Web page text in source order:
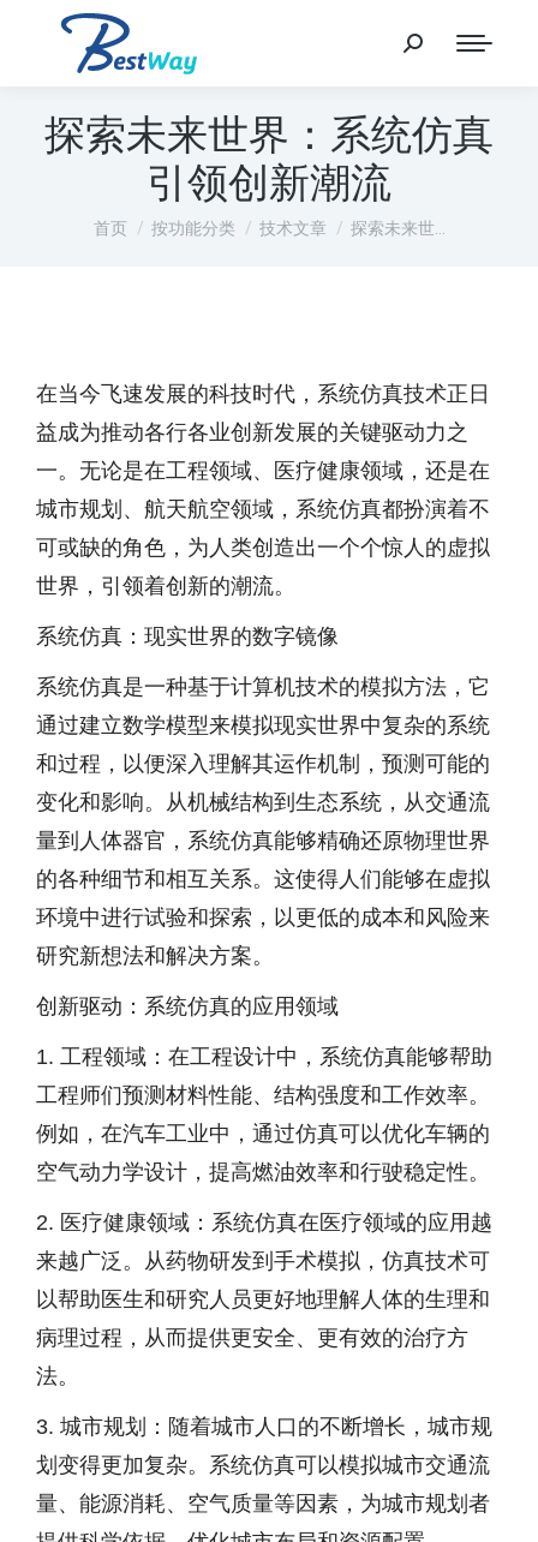
探索未来世界：系统仿真
引领创新潮流
您在这里：
首页 按功能分类 技术文章 探索未来世…
在当今飞速发展的科技时代，系统仿真技术正日
益成为推动各行各业创新发展的关键驱动力之
一。无论是在工程领域、医疗健康领域，还是在
城市规划、航天航空领域，系统仿真都扮演着不
可或缺的角色，为人类创造出一个个惊人的虚拟
世界，引领着创新的潮流。
系统仿真：现实世界的数字镜像
系统仿真是一种基于计算机技术的模拟方法，它
通过建立数学模型来模拟现实世界中复杂的系统
和过程，以便深入理解其运作机制，预测可能的
变化和影响。从机械结构到生态系统，从交通流
量到人体器官，系统仿真能够精确还原物理世界
的各种细节和相互关系。这使得人们能够在虚拟
环境中进行试验和探索，以更低的成本和风险来
研究新想法和解决方案。
创新驱动：系统仿真的应用领域
1. 工程领域：在工程设计中，系统仿真能够帮助
工程师们预测材料性能、结构强度和工作效率。
例如，在汽车工业中，通过仿真可以优化车辆的
空气动力学设计，提高燃油效率和行驶稳定性。
2. 医疗健康领域：系统仿真在医疗领域的应用越
来越广泛。从药物研发到手术模拟，仿真技术可
以帮助医生和研究人员更好地理解人体的生理和
病理过程，从而提供更安全、更有效的治疗方
法。
3. 城市规划：随着城市人口的不断增长，城市规
划变得更加复杂。系统仿真可以模拟城市交通流
量、能源消耗、空气质量等因素，为城市规划者